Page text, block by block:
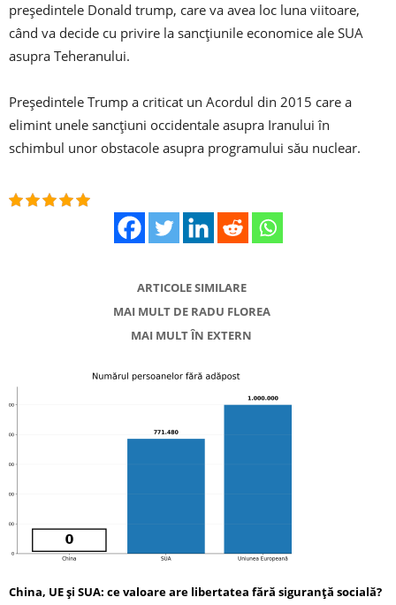
președintele Donald trump, care va avea loc luna viitoare,
când va decide cu privire la sancțiunile economice ale SUA
asupra Teheranului.
Președintele Trump a criticat un Acordul din 2015 care a
elimint unele sancțiuni occidentale asupra Iranului în
schimbul unor obstacole asupra programului său nuclear.
ARTICOLE SIMILARE
MAI MULT DE RADU FLOREA
MAI MULT ÎN EXTERN
China, UE și SUA: ce valoare are libertatea fără siguranță socială?